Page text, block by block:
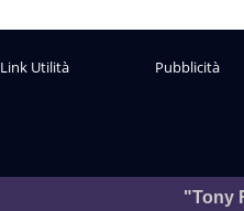
Link Utilità Pubblicità
Leggi